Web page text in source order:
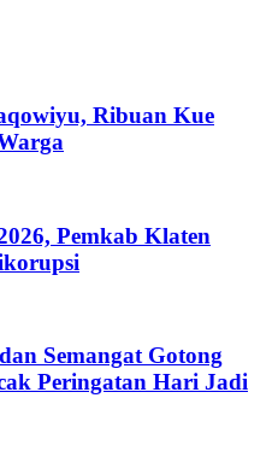
Ribuan Kue
Pemkab Klaten
Semangat Gotong
Peringatan Hari Jadi